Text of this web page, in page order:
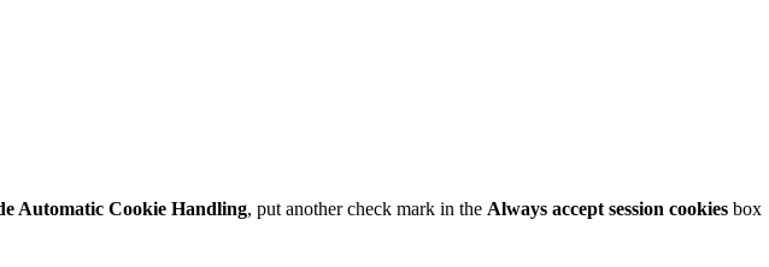
Automatic Cookie Handling, put another check mark in the Always accept session cookies box